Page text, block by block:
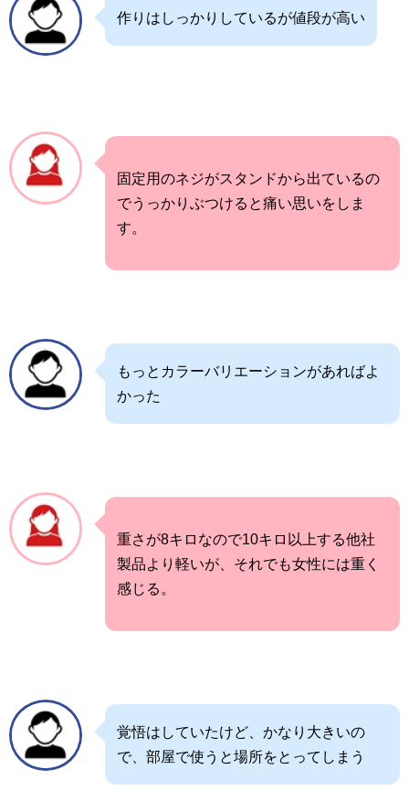
作りはしっかりしているが値段が高い
固定用のネジがスタンドから出ているの
でうっかりぶつけると痛い思いをしま
す。
もっとカラーバリエーションがあればよ
かった
重さが8キロなので10キロ以上する他社
製品より軽いが、それでも女性には重く
感じる。
覚悟はしていたけど、かなり大きいの
で、部屋で使うと場所をとってしまう